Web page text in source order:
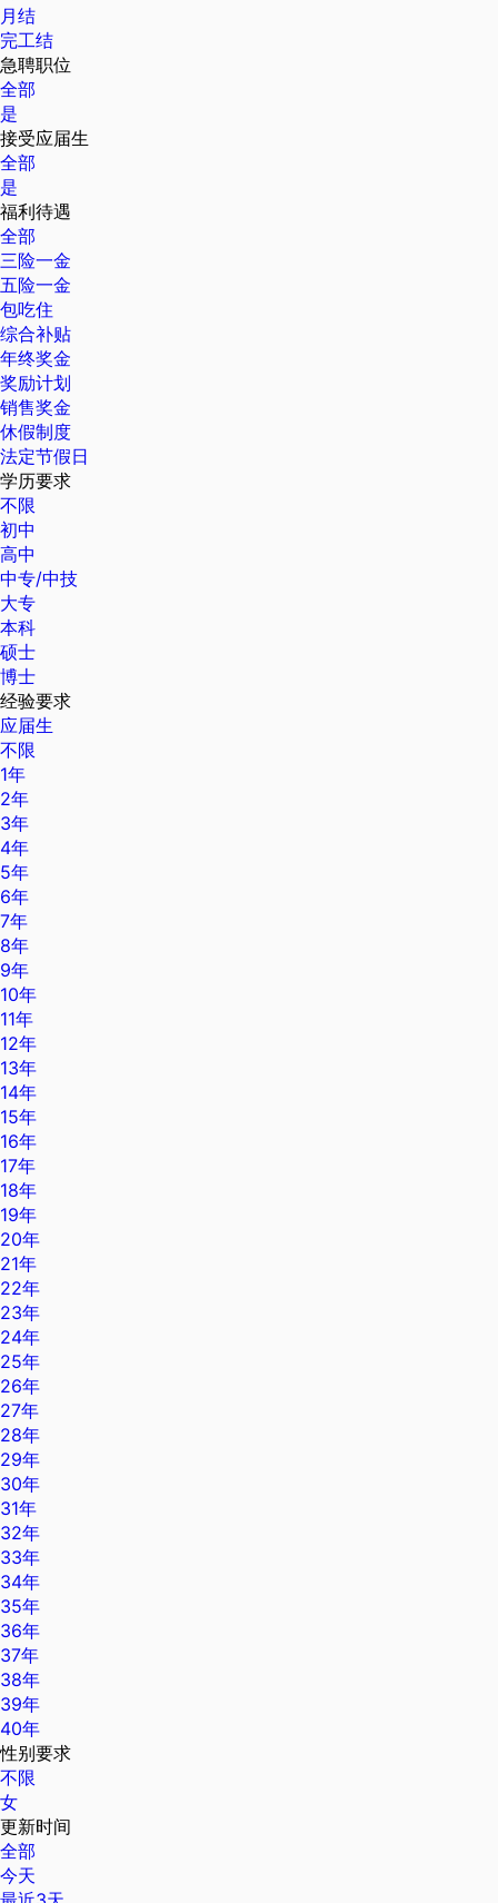
月结
完工结
急聘职位
全部
是
接受应届生
全部
是
福利待遇
全部
三险一金
五险一金
包吃住
综合补贴
年终奖金
奖励计划
销售奖金
休假制度
法定节假日
学历要求
不限
初中
高中
中专/中技
大专
本科
硕士
博士
经验要求
应届生
不限
1年
2年
3年
4年
5年
6年
7年
8年
9年
10年
11年
12年
13年
14年
15年
16年
17年
18年
19年
20年
21年
22年
23年
24年
25年
26年
27年
28年
29年
30年
31年
32年
33年
34年
35年
36年
37年
38年
39年
40年
性别要求
不限
女
更新时间
全部
今天